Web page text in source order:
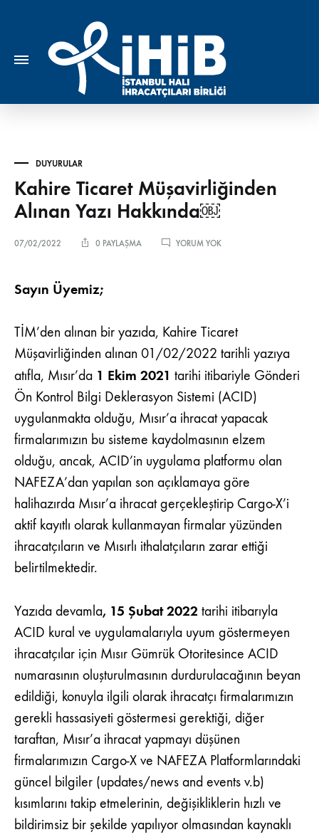
DUYURULAR
Kahire Ticaret Müşavirliğinden
Alınan Yazı Hakkında￼
07/02/2022 0 PAYLAŞMA YORUM YOKKAHIRE
Sayın Üyemiz;
TİM’den alınan bir yazıda, Kahire Ticaret
Müşavirliğinden alınan 01/02/2022 tarihli yazıya
atıfla, Mısır’da 1 Ekim 2021 tarihi itibariyle Gönderi
Ön Kontrol Bilgi Deklerasyon Sistemi (ACID)
uygulanmakta olduğu, Mısır’a ihracat yapacak
firmalarımızın bu sisteme kaydolmasının elzem
olduğu, ancak, ACID’in uygulama platformu olan
NAFEZA’dan yapılan son açıklamaya göre
halihazırda Mısır’a ihracat gerçekleştirip Cargo-X’i
aktif kayıtlı olarak kullanmayan firmalar yüzünden
ihracatçıların ve Mısırlı ithalatçıların zarar ettiği
belirtilmektedir.
Yazıda devamla, 15 Şubat 2022 tarihi itibarıyla
ACID kural ve uygulamalarıyla uyum göstermeyen
ihracatçılar için Mısır Gümrük Otoritesince ACID
numarasının oluşturulmasının durdurulacağının beyan
edildiği, konuyla ilgili olarak ihracatçı firmalarımızın
gerekli hassasiyeti göstermesi gerektiği, diğer
taraftan, Mısır’a ihracat yapmayı düşünen
firmalarımızın Cargo-X ve NAFEZA Platformlarındaki
güncel bilgiler (updates/news and events v.b)
kısımlarını takip etmelerinin, değişikliklerin hızlı ve
bildirimsiz bir şekilde yapılıyor olmasından kaynaklı